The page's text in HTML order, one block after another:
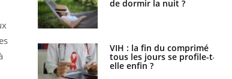
1
les os
de dormir la nuit ?
VIH : la fin du comprimé
tous les jours se profile-t-
elle enfin ?